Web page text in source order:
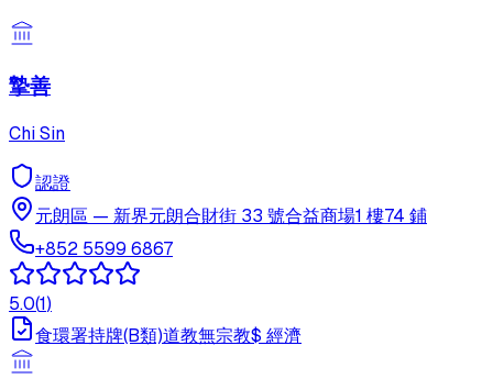
摯善
Chi Sin
認證
元朗區 — 新界元朗合財街 33 號合益商場1 樓74 鋪
+852 5599 6867
5.0(1)
食環署持牌(B類)道教無宗教$ 經濟